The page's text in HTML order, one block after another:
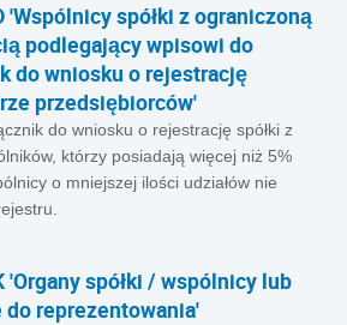
'Wspólnicy spółki z ograniczoną
podlegający wpisowi do
do wniosku o rejestrację
przedsiębiorców'
do wniosku o rejestrację spółki z
którzy posiadają więcej niż 5%
o mniejszej ilości udziałów nie
'Organy spółki / wspólnicy lub
reprezentowania'